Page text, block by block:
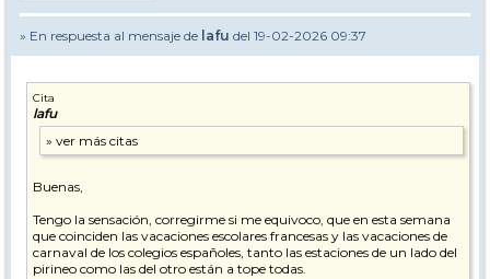
» En respuesta al mensaje de lafu del 19-02-2026 09:37
Cita
lafu
Buenas,
Tengo la sensación, corregirme si me equivoco, que en esta semana
que coinciden las vacaciones escolares francesas y las vacaciones de
carnaval de los colegios españoles, tanto las estaciones de un lado del
pirineo como las del otro están a tope todas.